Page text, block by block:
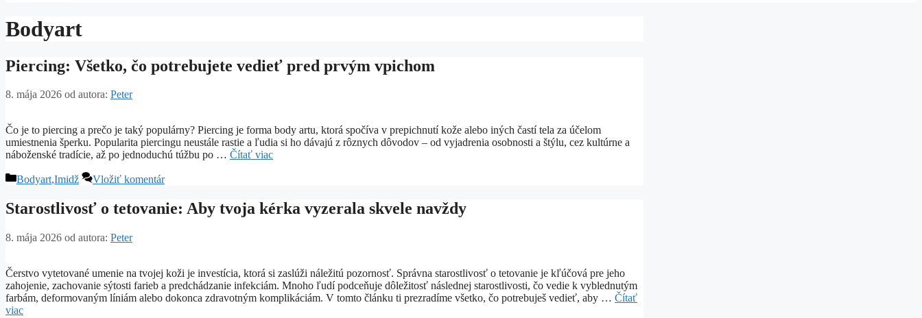
Bodyart
Piercing: Všetko, čo potrebujete vedieť pred prvým vpichom
8. mája 2026 od autora: Peter
Čo je to piercing a prečo je taký populárny? Piercing je forma body artu, ktorá spočíva v prepichnutí kože alebo iných častí tela za účelom
umiestnenia šperku. Popularita piercingu neustále rastie a ľudia si ho dávajú z rôznych dôvodov – od vyjadrenia osobnosti a štýlu, cez kultúrne a
náboženské tradície, až po jednoduchú túžbu po … Čítať viac
Kategórie
Bodyart,Imidž Vložiť komentár
Starostlivosť o tetovanie: Aby tvoja kérka vyzerala skvele navždy
8. mája 2026 od autora: Peter
Čerstvo vytetované umenie na tvojej koži je investícia, ktorá si zaslúži náležitú pozornosť. Správna starostlivosť o tetovanie je kľúčová pre jeho
zahojenie, zachovanie sýtosti farieb a predchádzanie infekciám. Mnoho ľudí podceňuje dôležitosť následnej starostlivosti, čo vedie k vyblednutým
farbám, deformovaným líniám alebo dokonca zdravotným komplikáciám. V tomto článku ti prezradíme všetko, čo potrebuješ vedieť, aby … Čítať
viac